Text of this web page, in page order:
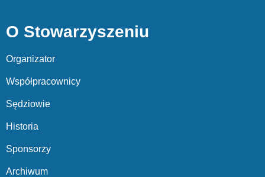
O Stowarzyszeniu
Organizator
Współpracownicy
Sędziowie
Historia
Sponsorzy
Archiwum